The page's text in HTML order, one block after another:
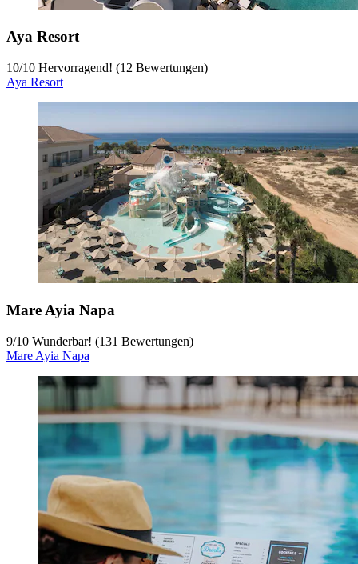
Aya Resort
10/10 Hervorragend! (12 Bewertungen)
Aya Resort
Mare Ayia Napa
9/10 Wunderbar! (131 Bewertungen)
Mare Ayia Napa